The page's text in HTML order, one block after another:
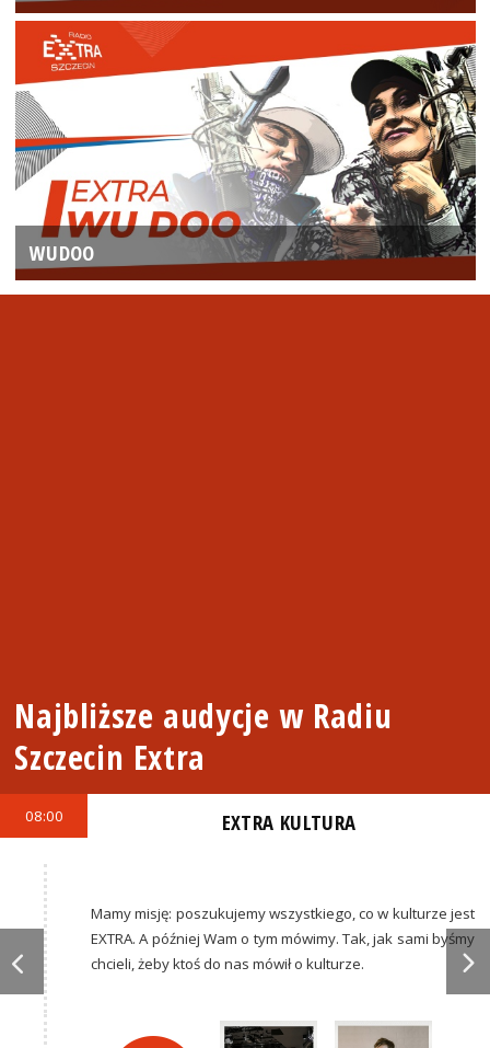
WUDOO
Najbliższe audycje w Radiu
Szczecin Extra
08:00 EXTRA KULTURA
Mamy misję: poszukujemy wszystkiego, co w kulturze jest
EXTRA. A później Wam o tym mówimy. Tak, jak sami byśmy
chcieli, żeby ktoś do nas mówił o kulturze.